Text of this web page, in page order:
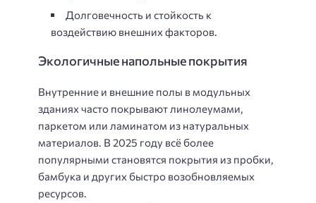
Долговечность и стойкость к
воздействию внешних факторов.
Экологичные напольные покрытия
Внутренние и внешние полы в модульных
зданиях часто покрывают линолеумами,
паркетом или ламинатом из натуральных
материалов. В 2025 году всё более
популярными становятся покрытия из пробки,
бамбука и других быстро возобновляемых
ресурсов.